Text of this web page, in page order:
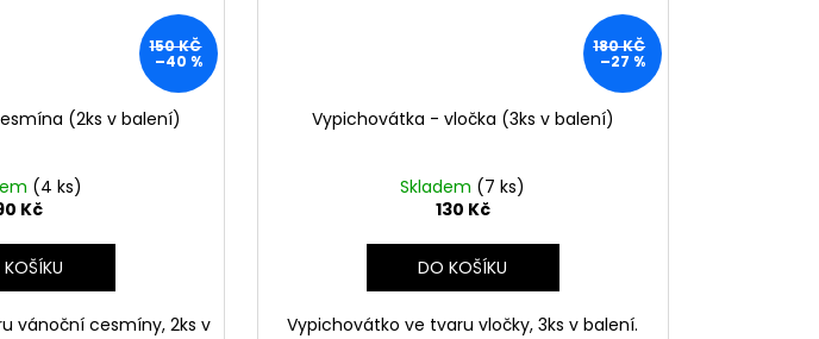
150 KČ
–40 %
(2ks v balení)
(4 ks)
Kč
vánoční cesmíny, 2ks v
180 KČ
–27 %
Vypichovátka - vločka (3ks v balení)
Skladem (7 ks)
130 Kč
DO KOŠÍKU
Vypichovátko ve tvaru vločky, 3ks v balení.